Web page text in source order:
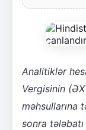
Analitiklər
Vergisinin
sonra tələbatı